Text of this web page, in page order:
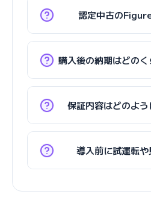
認定中古の
購入後の納期はどの
保証内容はどのよ
導入前に試運転